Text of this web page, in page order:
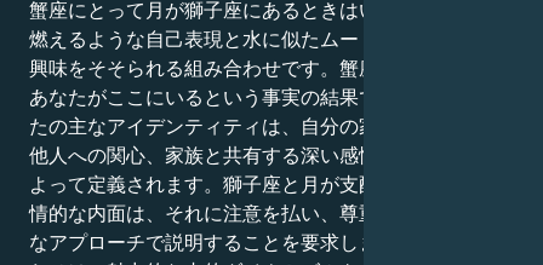
蟹座にとって月が獅子座にあるときはいつも、あなたは
燃えるような自己表現と水に似たムードという、とても
興味をそそられる組み合わせです。蟹座として、これは
あなたがここにいるという事実の結果です。蟹座のあな
たの主なアイデンティティは、自分の家とのつながり、
他人への関心、家族と共有する深い感情的なつながりに
よって定義されます。獅子座と月が支配するあなたの感
情的な内面は、それに注意を払い、尊重し、明確で簡潔
なアプローチで説明することを要求します。この組み合